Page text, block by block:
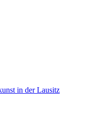
in der Lausitz